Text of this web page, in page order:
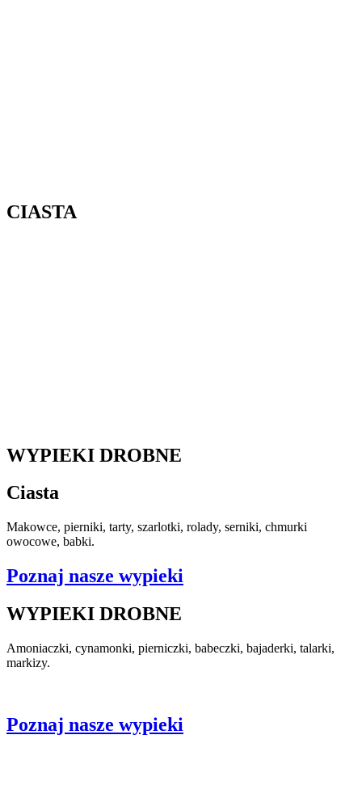
CIASTA
WYPIEKI DROBNE
Ciasta
Makowce, pierniki, tarty, szarlotki, rolady, serniki, chmurki
owocowe, babki.
Poznaj nasze wypieki
WYPIEKI DROBNE
Amoniaczki, cynamonki, pierniczki, babeczki, bajaderki, talarki,
markizy.
Poznaj nasze wypieki